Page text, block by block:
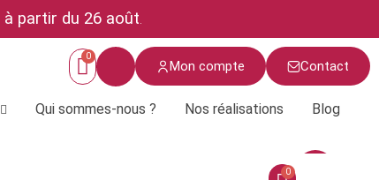
à partir du 26 août.
Mon compte Contact
Qui sommes-nous ? Nos réalisations Blog